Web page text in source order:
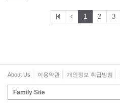
1 2 3
About Us 이용약관 개인정보 취급방침
Family Site